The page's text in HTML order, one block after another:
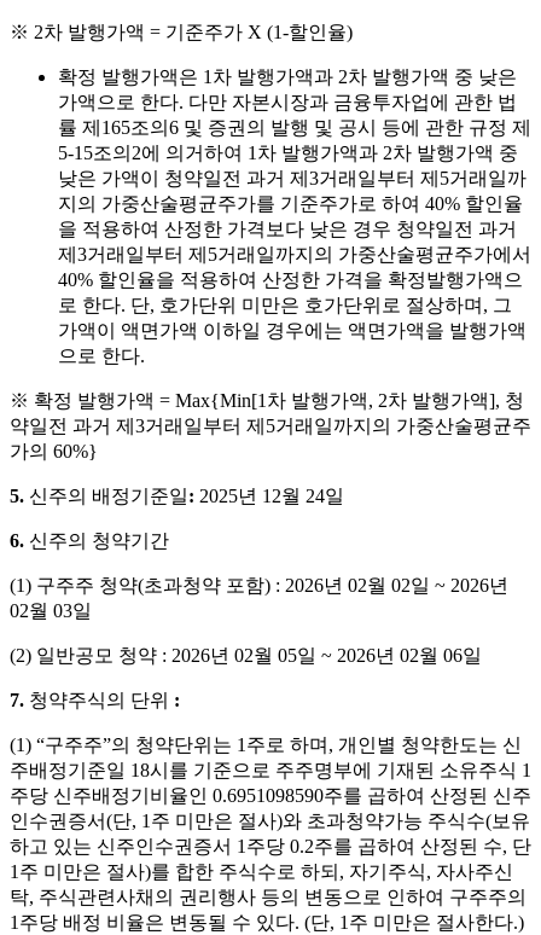
※ 2차 발행가액 = 기준주가 X (1-할인율)
확정 발행가액은 1 차 발행가액과 2차 발행가액 중 낮은
가액으로 한다. 다만 자본시장과 금융투자업에 관한 법
률 제 165조의 6 및 증권의 발행 및 공시 등에 관한 규정 제
5-15조의 2에 의거하여 1 차 발행가액과 2차 발행가액 중
낮은 가액이 청약일전 과거 제 3거래일부터 제 5거래일까
지의 가중산술평균주가를 기준주가로 하여 40% 할인율
을 적용하여 산정한 가격보다 낮은 경우 청약일전 과거
제 3거래일부터 제 5거래일까지의 가중산술평균주가에서
40% 할인율을 적용하여 산정한 가격을 확정발행가액으
로 한다. 단, 호가단위 미만은 호가단위로 절상하며 , 그
가액이 액면가액 이하일 경우에는 액면가액을 발행가액
으로 한다.
※ 확정 발행가액 = Max{Min[1 차 발행가액, 2차 발행가액], 청
약일전 과거 제 3거래일부터 제 5거래일까지의 가중산술평균주
가의 60%}
5. 신주의 배정기준일: 2025년 12월 24일
6. 신주의 청약기간
(1) 구주주 청약(초과청약 포함) : 2026년 02월 02일 ~ 2026년
02월 03일
(2) 일반공모 청약 : 2026년 02월 05일 ~ 2026년 02월 06일
7. 청약주식의 단위 :
(1) “구주주”의 청약단위는 1 주로 하며 , 개인별 청약한도는 신
주배정기준일 18시를 기준으로 주주명부에 기재된 소유주식 1
주당 신주배정기비율인 0.6951098590주를 곱하여 산정된 신주
인수권증서(단, 1 주 미만은 절사)와 초과청약가능 주식수(보유
하고 있는 신주인수권증서 1 주당 0.2주를 곱하여 산정된 수, 단
1 주 미만은 절사)를 합한 주식수로 하되 , 자기주식, 자사주신
탁, 주식관련사채의 권리행사 등의 변동으로 인하여 구주주의
1 주당 배정 비율은 변동될 수 있다. (단, 1 주 미만은 절사한다.)